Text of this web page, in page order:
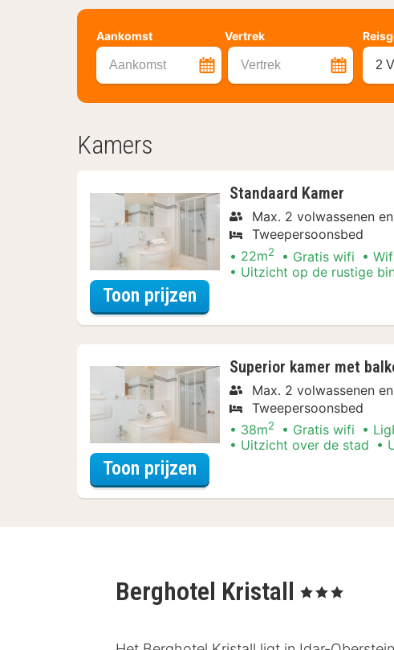
Aankomst Vertrek
Aankomst Vertrek 2
Kamers
Standaard Kamer
Max. 2 volwassenen
Tweepersoonsbed
22m2 Gratis wifi
Uitzicht op de rustige
Toon prijzen
Superior kamer met
Max. 2 volwassenen
Tweepersoonsbed
38m2 Gratis wifi
Uitzicht over de stad
Toon prijzen
Berghotel Kristall , 3 Sterren